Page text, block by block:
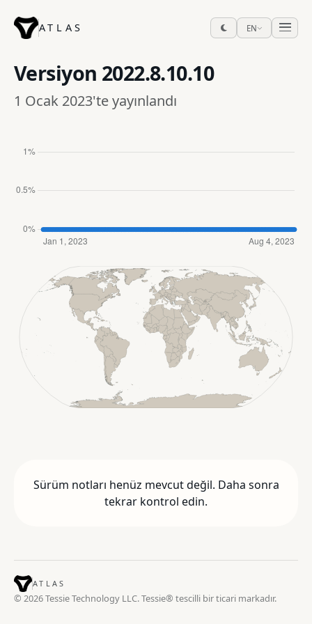
ATLAS EN
Versiyon 2022.8.10.10
1 Ocak 2023'te yayınlandı
Sürüm notları henüz mevcut değil. Daha sonra
tekrar kontrol edin.
ATLAS
© 2026 Tessie Technology LLC. Tessie® tescilli bir ticari markadır.